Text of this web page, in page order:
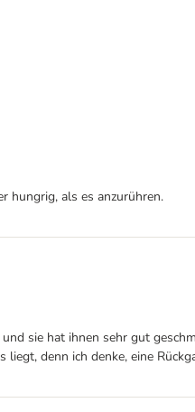
hungrig, als es anzurühren.
sie hat ihnen sehr gut
denn ich denke, eine